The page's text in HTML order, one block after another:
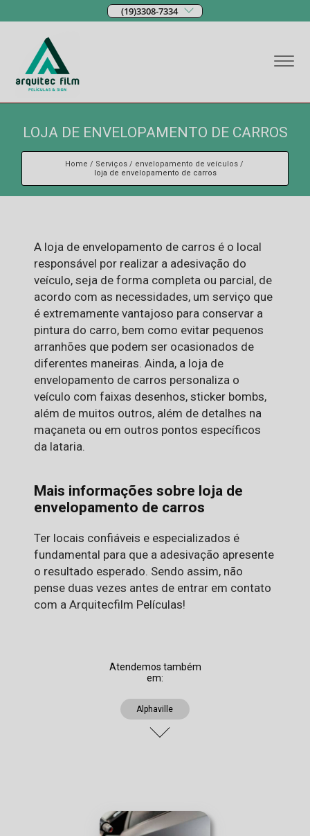
(19)3308-7334
LOJA DE ENVELOPAMENTO DE CARROS
Home Serviços
envelopamento de veículos
loja de envelopamento de carros
A loja de envelopamento de carros é o local
responsável por realizar a adesivação do
veículo, seja de forma completa ou parcial, de
acordo com as necessidades, um serviço que
é extremamente vantajoso para conservar a
pintura do carro, bem como evitar pequenos
arranhões que podem ser ocasionados de
diferentes maneiras. Ainda, a loja de
envelopamento de carros personaliza o
veículo com faixas desenhos, sticker bombs,
além de muitos outros, além de detalhes na
maçaneta ou em outros pontos específicos
da lataria.
Mais informações sobre loja de
envelopamento de carros
Ter locais confiáveis e especializados é
fundamental para que a adesivação apresente
o resultado esperado. Sendo assim, não
pense duas vezes antes de entrar em contato
com a Arquitecfilm Películas!
Atendemos também
em:
Alphaville